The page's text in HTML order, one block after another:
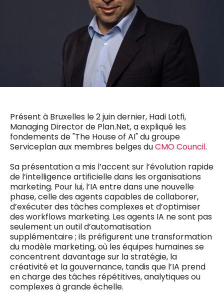
Présent à Bruxelles le 2 juin dernier, Hadi Lotfi,
Managing Director de Plan.Net, a expliqué les
fondements de "The House of AI" du groupe
Serviceplan aux membres belges duCMO Council.
Sa présentation a mis l’accent sur l’évolution rapide
de l’intelligence artificielle dans les organisations
marketing. Pour lui, l’IA entre dans une nouvelle
phase, celle des agents capables de collaborer,
d’exécuter des tâches complexes et d’optimiser
des workflows marketing. Les agents IA ne sont pas
seulement un outil d’automatisation
supplémentaire ; ils préfigurent une transformation
du modèle marketing, où les équipes humaines se
concentrent davantage sur la stratégie, la
créativité et la gouvernance, tandis que l’IA prend
en charge des tâches répétitives, analytiques ou
complexes à grande échelle.
0477 37 31 65
d.lemaire@mm.be
NOTRE CONTENU DIGITAL :
Freemium
5 x week
MM e - News
10 x year
MM Best of
Research
10 x year
MM Blue
MM Magazine
Des questions ?